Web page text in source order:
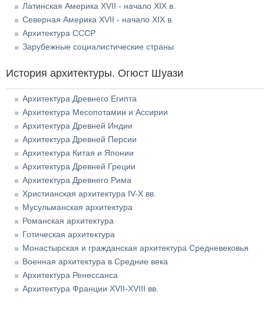
Латинская Америка XVII - начало XIX в.
Северная Америка XVII - начало XIX в.
Архитектура СССР
Зарубежные социалистические страны
История архитектуры. Огюст Шуази
Архитектура Древнего Египта
Архитектура Месопотамии и Ассирии
Архитектура Древней Индии
Архитектура Древней Персии
Архитектура Китая и Японии
Архитектура Древней Греции
Архитектура Древнего Рима
Христианская архитектура IV-X вв.
Мусульманская архитектура
Романская архитектура
Готическая архитектура
Монастырская и гражданская архитектура Средневековья
Военная архитектура в Средние века
Архитектура Ренессанса
Архитектура Франции XVII-XVIII вв.